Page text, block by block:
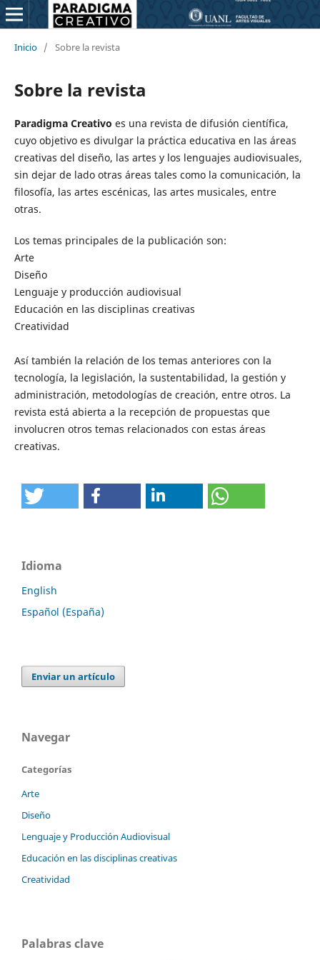
Inicio / Sobre la revista
Sobre la revista
Paradigma Creativo es una revista de difusión científica,
cuyo objetivo es divulgar la práctica educativa en las áreas
creativas del diseño, las artes y los lenguajes audiovisuales,
sin dejar de lado otras áreas tales como la comunicación, la
filosofía, las artes escénicas, las artes musicales, entre
otras.
Los temas principales de la publicación son:
Arte
Diseño
Lenguaje y producción audiovisual
Educación en las disciplinas creativas
Creatividad
Así también la relación de los temas anteriores con la
tecnología, la legislación, la sustentabilidad, la gestión y
administración, metodologías de creación, entre otros. La
revista está abierta a la recepción de propuestas que
involucren otros temas relacionados con estas áreas
creativas.
Idioma
English
Español (España)
Enviar un artículo
Navegar
Categorías
Arte
Diseño
Lenguaje y Producción Audiovisual
Educación en las disciplinas creativas
Creatividad
Palabras clave